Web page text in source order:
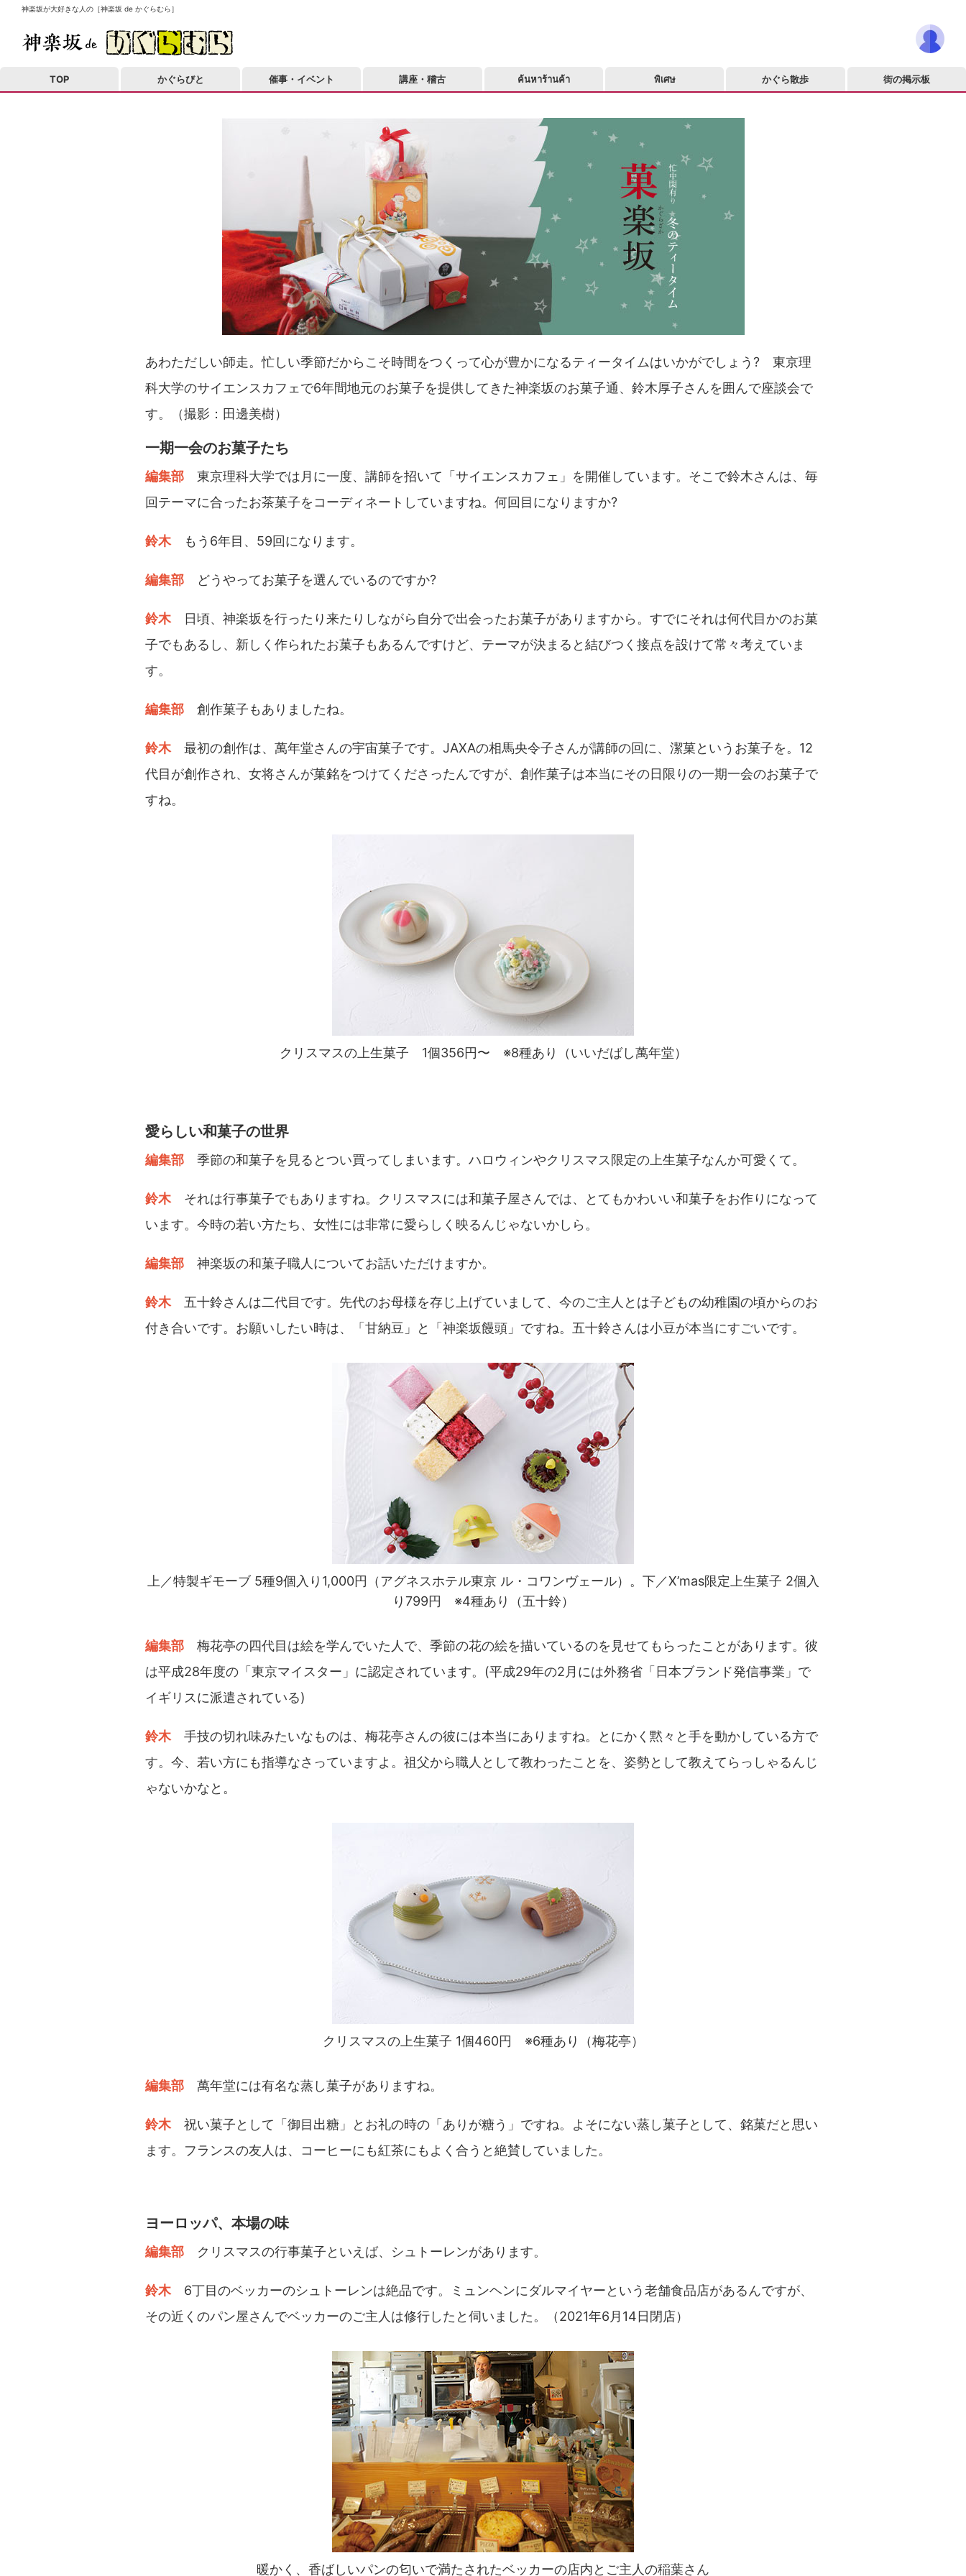
神楽坂が大好きな人の［神楽坂 de かぐらむら］
TOP かぐらびと 催事・イベント 講座・稽古 ค้นหาร้านค้า พิเศษ かぐら散歩 街の掲示板
あわただしい師走。忙しい季節だからこそ時間をつくって心が豊かになるティータイムはいかがでしょう? 東京理
科大学のサイエンスカフェで6年間地元のお菓子を提供してきた神楽坂のお菓子通、鈴木厚子さんを囲んで座談会で
す。（撮影：田邊美樹）
一期一会のお菓子たち
編集部
東京理科大学では月に一度、講師を招いて「サイエンスカフェ」を開催しています。そこで鈴木さんは、毎
回テーマに合ったお茶菓子をコーディネートしていますね。何回目になりますか?
鈴木 もう6年目、59回になります。
編集部 どうやってお菓子を選んでいるのですか?
鈴木
日頃、神楽坂を行ったり来たりしながら自分で出会ったお菓子がありますから。すでにそれは何代目かのお菓
子でもあるし、新しく作られたお菓子もあるんですけど、テーマが決まると結びつく接点を設けて常々考えていま
す。
編集部 創作菓子もありましたね。
鈴木
最初の創作は、萬年堂さんの宇宙菓子です。JAXAの相馬央令子さんが講師の回に、潔菓というお菓子を。12
代目が創作され、女将さんが菓銘をつけてくださったんですが、創作菓子は本当にその日限りの一期一会のお菓子で
すね。
クリスマスの上生菓子 1個356円〜 ※8種あり（いいだばし萬年堂）
愛らしい和菓子の世界
編集部 季節の和菓子を見るとつい買ってしまいます。ハロウィンやクリスマス限定の上生菓子なんか可愛くて。
鈴木
それは行事菓子でもありますね。クリスマスには和菓子屋さんでは、とてもかわいい和菓子をお作りになって
います。今時の若い方たち、女性には非常に愛らしく映るんじゃないかしら。
編集部 神楽坂の和菓子職人についてお話いただけますか。
鈴木
五十鈴さんは二代目です。先代のお母様を存じ上げていまして、今のご主人とは子どもの幼稚園の頃からのお
付き合いです。お願いしたい時は、「甘納豆」と「神楽坂饅頭」ですね。五十鈴さんは小豆が本当にすごいです。
上／特製ギモーブ 5種9個入り1,000円（アグネスホテル東京 ル・コワンヴェール）。下／X’mas限定上生菓子 2個入
り799円 ※4種あり（五十鈴）
編集部
梅花亭の四代目は絵を学んでいた人で、季節の花の絵を描いているのを見せてもらったことがあります。彼
は平成28年度の「東京マイスター」に認定されています。(平成29年の2月には外務省「日本ブランド発信事業」で
イギリスに派遣されている)
鈴木
手技の切れ味みたいなものは、梅花亭さんの彼には本当にありますね。とにかく黙々と手を動かしている方で
す。今、若い方にも指導なさっていますよ。祖父から職人として教わったことを、姿勢として教えてらっしゃるんじ
ゃないかなと。
クリスマスの上生菓子 1個460円 ※6種あり（梅花亭）
編集部 萬年堂には有名な蒸し菓子がありますね。
鈴木
祝い菓子として「御目出糖」とお礼の時の「ありが糖う」ですね。よそにない蒸し菓子として、銘菓だと思い
ます。フランスの友人は、コーヒーにも紅茶にもよく合うと絶賛していました。
ヨーロッパ、本場の味
編集部 クリスマスの行事菓子といえば、シュトーレンがあります。
鈴木
6丁目のベッカーのシュトーレンは絶品です。ミュンヘンにダルマイヤーという老舗食品店があるんですが、
その近くのパン屋さんでベッカーのご主人は修行したと伺いました。（2021年6月14日閉店）
暖かく、香ばしいパンの匂いで満たされたベッカーの店内とご主人の稲葉さん